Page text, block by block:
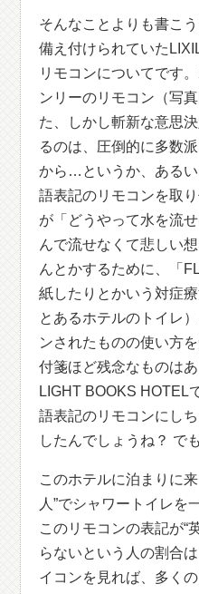
そんなことよりも書こ
備え付けられていた
リモコンについてです
ンリーのリモコン（写
た、しかし斬新な意思
るのは、圧倒的に多数
から…というか、ある
語表記のリモコンを取
が「どうやって水を流
んで流せなくて悲しい
んとかするために、「
紙したりとかいう対症
とあるホテルのトイレ
ンされたものの使い方
付箋ほど残念なものは
LIGHT BOOKS HOTEL
語表記のリモコンにし
したんでしょうね？ で
このホテルに泊まりに
人”でシャワートイレを
このリモコンの表記が“
らないという人の割合
イコンを見れば、多く